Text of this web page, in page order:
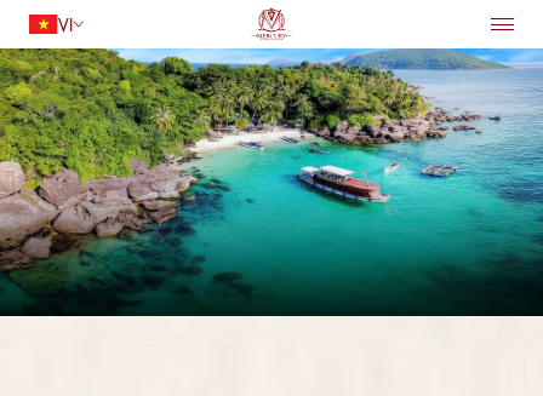
Quay lại
Người lớn
1
Trẻ em
VI
TRANG CHỦ
LƯU TRÚ
ẨM THỰC
TIỆN ÍCH
DỊCH VỤ
HỘI NGHỊ VÀ TIỆC CƯỚI
ƯU ĐÃI
ĐIỂM ĐẾN